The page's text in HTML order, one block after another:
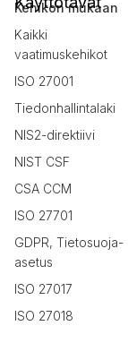
Kehikon mukaan
Kaikki
vaatimuskehikot
ISO 27001
Tiedonhallintalaki
NIS2-direktiivi
NIST CSF
CSA CCM
ISO 27701
GDPR, Tietosuoja-
asetus
ISO 27017
ISO 27018